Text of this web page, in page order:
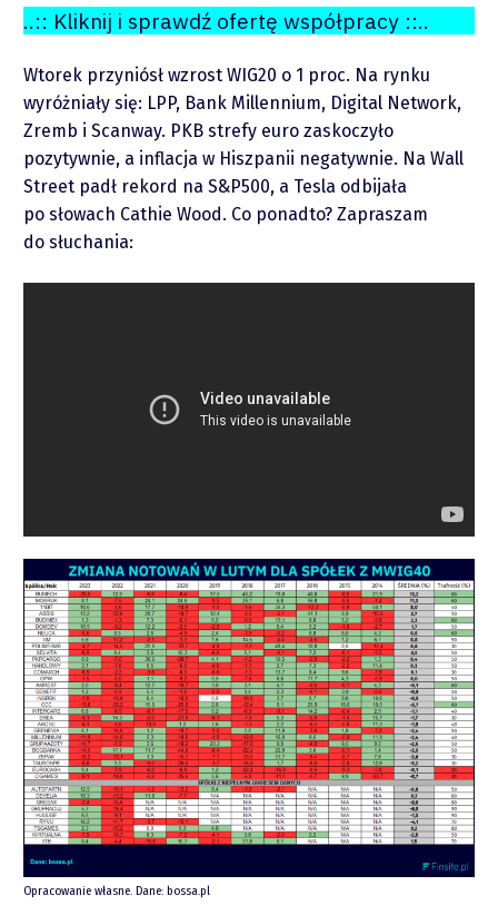
O mnie
Wsparcie
Raporty
Podcasty
Video
..:: Kliknij i sprawdź ofertę współpracy ::..
Wtorek przyniósł wzrost WIG20 o 1 proc. Na rynku
wyróżniały się: LPP, Bank Millennium, Digital Network,
Zremb i Scanway. PKB strefy euro zaskoczyło
pozytywnie, a inflacja w Hiszpanii negatywnie. Na Wall
Street padł rekord na S&P500, a Tesla odbijała
po słowach Cathie Wood. Co ponadto? Zapraszam
do słuchania:
Opracowanie własne. Dane: bossa.pl